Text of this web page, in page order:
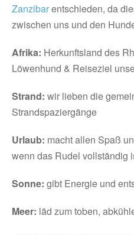
Zanzibarentschieden, da
zwischen uns und den
Afrika: Herkunftsland des
Löwenhund & Reiseziel
Strand: wir lieben die
Strandspaziergänge
Urlaub: macht allen Spaß
wenn das Rudel vollständig
Sonne: gibt Energie und
Meer: läd zum toben,